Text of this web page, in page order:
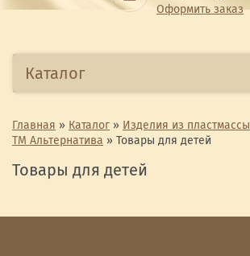
Оформить заказ
Каталог
Главная » Каталог » Изделия из пластмассы
ТМ Альтернатива » Товары для детей
Товары для детей